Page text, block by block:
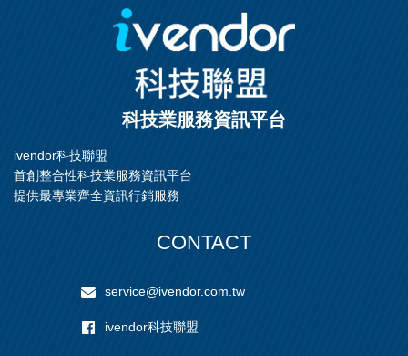
科技業服務資訊平台
ivendor科技聯盟
首創整合性科技業服務資訊平台
提供最專業齊全資訊行銷服務
CONTACT
service@ivendor.com.tw
ivendor科技聯盟